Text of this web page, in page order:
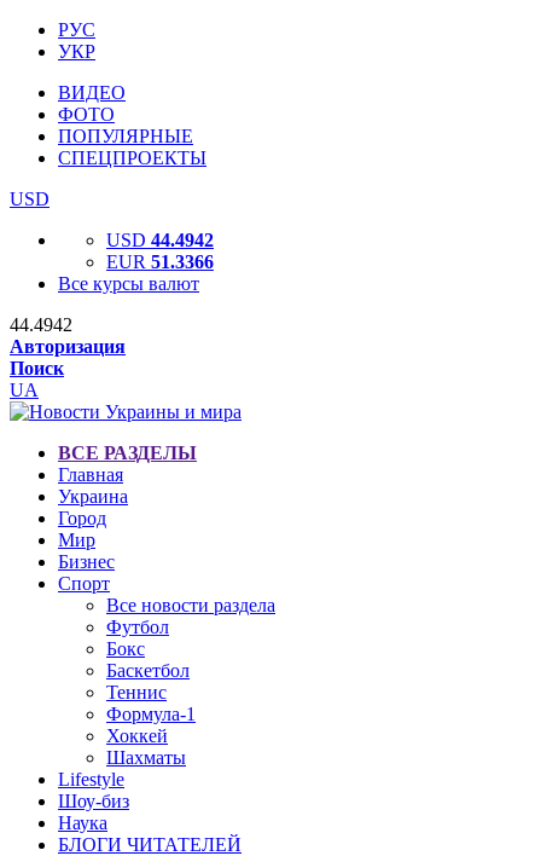
РУС
УКР
ВИДЕО
ФОТО
ПОПУЛЯРНЫЕ
СПЕЦПРОЕКТЫ
USD
USD 44.4942
EUR 51.3366
Все курсы валют
44.4942
Авторизация
Поиск
UA
ВСЕ РАЗДЕЛЫ
Главная
Украина
Город
Мир
Бизнес
Спорт
Все новости раздела
Футбол
Бокс
Баскетбол
Теннис
Формула-1
Хоккей
Шахматы
Lifestyle
Шоу-биз
Наука
БЛОГИ ЧИТАТЕЛЕЙ